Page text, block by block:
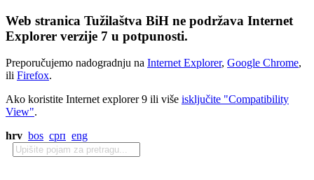
Web stranica Tužilaštva BiH ne podržava Internet
Explorer verzije 7 u potpunosti.
Preporučujemo nadogradnju na Internet Explorer, Google Chrome,
ili Firefox.
Ako koristite Internet explorer 9 ili više isključite "Compatibility
View".
hrv bos срп eng